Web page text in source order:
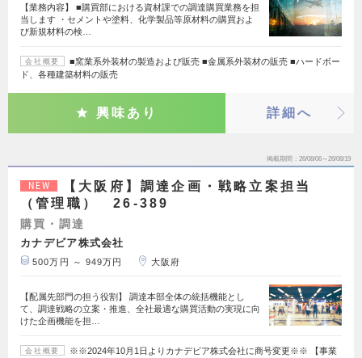
【業務内容】 ■購買部における資材課での調達購買業務を担
当します ・セメントや塗料、化学製品等原材料の購買およ
び新規材料の検…
会社概要
■窯業系外装材の製造および販売 ■金属系外装材の販売 ■ハードボー
ド、各種建築材料の販売
興味あり 詳細へ
掲載期間 26/08/06～26/08/19
NEW
【大阪府】調達企画・戦略立案担当
（管理職） 26-389
購買・調達
カナデビア株式会社
500万円 ～ 949万円 大阪府
【配属先部門の担う役割】 調達本部全体の統括機能とし
て、調達戦略の立案・推進、全社最適な購買活動の実現に向
けた企画機能を担…
会社概要
※※2024年10月1日よりカナデビア株式会社に商号変更※※ 【事業